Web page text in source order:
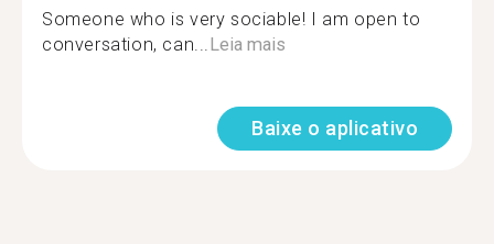
Someone who is very sociable! I am open to
conversation, can...Leia mais
Baixe o aplicativo